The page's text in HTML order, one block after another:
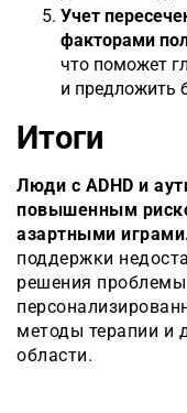
Учет
факторами
что поможет
и предложить
Итоги
Люди с ADHD и
повышенным
азартными
поддержки
решения проблемы
методы терапии и
области.